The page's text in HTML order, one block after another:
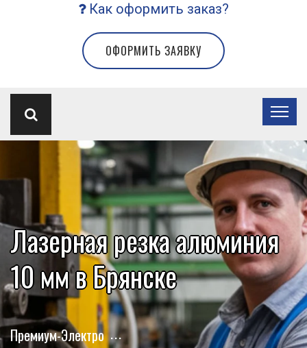
Как оформить заказ?
ОФОРМИТЬ ЗАЯВКУ
Лазерная резка алюминия
10 мм в Брянске
Премиум-Электро